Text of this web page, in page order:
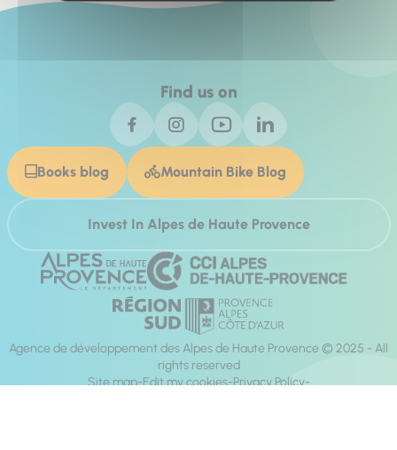
Find us on
Books blog Mountain Bike Blog
Invest In Alpes de Haute Provence
Agence de développement des Alpes de Haute Provence © 2025 - All
rights reserved
Site map Edit my cookies Privacy Policy